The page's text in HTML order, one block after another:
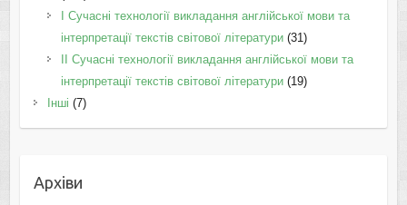
I Cучасні технології викладання англійської мови та
інтерпретації текстів світової літератури(31)
II Cучасні технології викладання англійської мови та
інтерпретації текстів світової літератури(19)
Інші (7)
Архіви